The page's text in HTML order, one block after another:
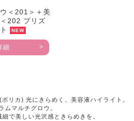
＜201＞＋美
202 プリズ
NEW
細
リカ) 光にきらめく、美容液ハイライト。
ムマルチグロウ。
で美しい光沢感ときらめきを。